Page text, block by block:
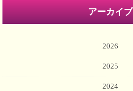
アーカイブ
2026
2025
2024